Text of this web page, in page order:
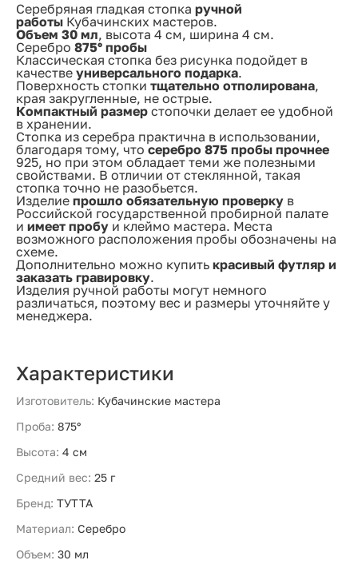
Серебряная гладкая стопка ручной
работы Кубачинских мастеров.
Объем 30 мл, высота 4 см, ширина 4 см.
Серебро 875° пробы
Классическая стопка без рисунка подойдет в
качестве универсального подарка.
Поверхность стопки тщательно отполирована,
края закругленные, не острые.
Компактный размер стопочки делает ее удобной
в хранении.
Стопка из серебра практична в использовании,
благодаря тому, чтосеребро 875 пробы прочнее
925, но при этом обладает теми же полезными
свойствами. В отличии от стеклянной, такая
стопка точно не разобьется.
Изделие прошло обязательную проверку в
Российской государственной пробирной палате
и имеет пробу и клеймо мастера. Места
возможного расположения пробы обозначены на
схеме.
Дополнительно можно купить красивый футляр и
заказать гравировку.
Изделия ручной работы могут немного
различаться, поэтому вес и размеры уточняйте у
менеджера.
Характеристики
Изготовитель: Кубачинские мастера
Проба: 875°
Высота: 4 см
Средний вес: 25 г
Бренд: ТУТТА
Материал: Серебро
Объем: 30 мл